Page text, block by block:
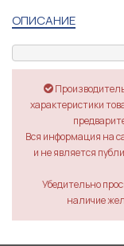
ОПИСАНИЕ
характеристики
Вся информация на
и не является
Убедительно
наличие